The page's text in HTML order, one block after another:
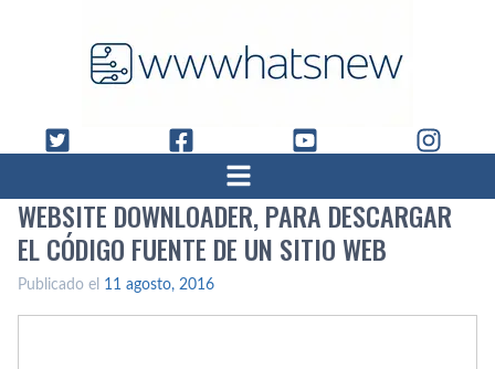
WEBSITE DOWNLOADER, PARA DESCARGAR
EL CÓDIGO FUENTE DE UN SITIO WEB
Publicado el 11 agosto, 2016